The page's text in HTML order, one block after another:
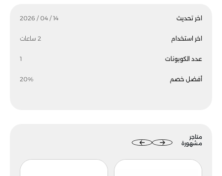
اخر تحديث 14 / 04 / 2026
اخر استخدام 2 ساعات
عدد الكوبونات 1
أفضل خصم 20%
متاجر
مشهورة